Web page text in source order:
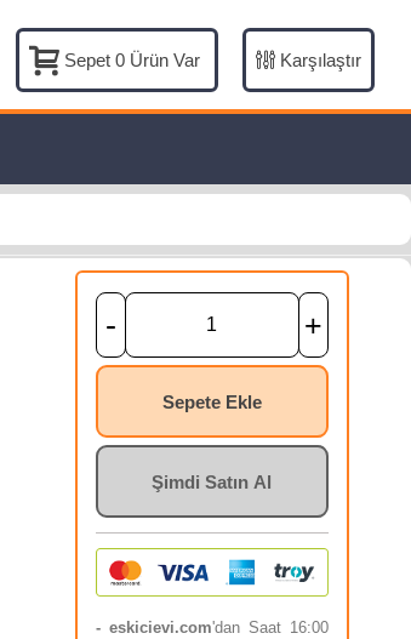
Sepet 0 Ürün Var Karşılaştır
- +
Sepete Ekle
Şimdi Satın Al
- eskicievi.com'dan Saat 16:00